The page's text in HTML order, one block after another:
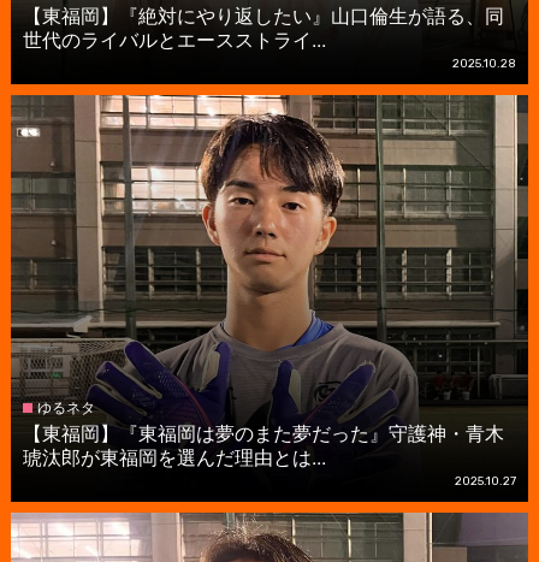
【東福岡】『絶対にやり返したい』山口倫生が語る、同
世代のライバルとエースストライ...
2025.10.28
ゆるネタ
【東福岡】『東福岡は夢のまた夢だった』守護神・青木
琥汰郎が東福岡を選んだ理由とは...
2025.10.27